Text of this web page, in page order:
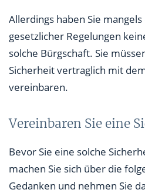
Allerdings haben Sie
gesetzlicher Regelungen
solche Bürgschaft. Sie
Sicherheit vertraglich mit
vereinbaren.
Vereinbaren Sie eine
Bevor Sie eine solche
machen Sie sich über die
Gedanken und nehmen Sie